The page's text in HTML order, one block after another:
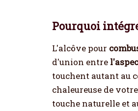
Pourquoi
L'alcôve pour
d'union entre
touchent autant au
chaleureuse de
touche naturelle et